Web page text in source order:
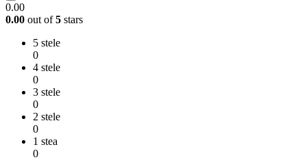
0.00
0.00 out of5 stars
5 stele
0
4 stele
0
3 stele
0
2 stele
0
1 stea
0